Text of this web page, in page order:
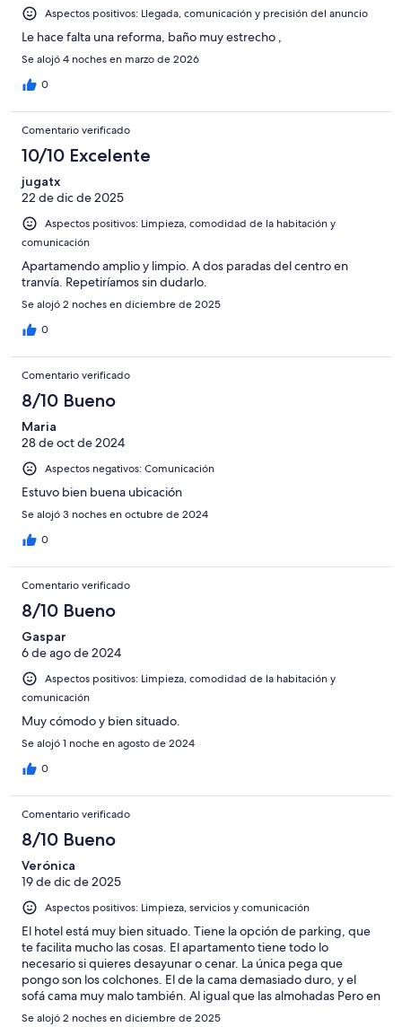
Mediocre
Horrible
Aspectos positivos: Llegada, comunicación y precisión del anuncio
Le hace falta una reforma, baño muy estrecho ,
Se alojó 4 noches en marzo de 2026
0
Comentario verificado
10/10 Excelente
jugatx
22 de dic de 2025
Aspectos positivos: Limpieza, comodidad de la habitación y
comunicación
Apartamendo amplio y limpio. A dos paradas del centro en
tranvía. Repetiríamos sin dudarlo.
Se alojó 2 noches en diciembre de 2025
0
Comentario verificado
8/10 Bueno
Maria
28 de oct de 2024
Aspectos negativos: Comunicación
Estuvo bien buena ubicación
Se alojó 3 noches en octubre de 2024
0
Comentario verificado
8/10 Bueno
Gaspar
6 de ago de 2024
Aspectos positivos: Limpieza, comodidad de la habitación y
comunicación
Muy cómodo y bien situado.
Se alojó 1 noche en agosto de 2024
0
Comentario verificado
8/10 Bueno
Verónica
19 de dic de 2025
Aspectos positivos: Limpieza, servicios y comunicación
El hotel está muy bien situado. Tiene la opción de parking, que
te facilita mucho las cosas. El apartamento tiene todo lo
necesario si quieres desayunar o cenar. La única pega que
pongo son los colchones. El de la cama demasiado duro, y el
sofá cama muy malo también. Al igual que las almohadas Pero en
general, para un par de noches y conocer la ciudad muy bien
Se alojó 2 noches en diciembre de 2025